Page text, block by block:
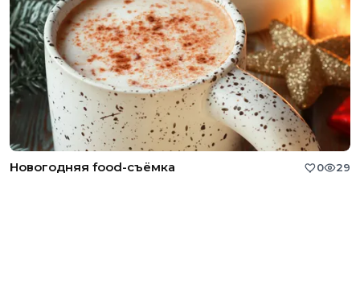
Новогодняя food-съёмка 0 29